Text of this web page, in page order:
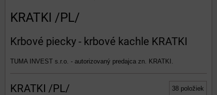
KRATKI /PL/
Krbové piecky - krbové kachle KRATKI
TUMA INVEST s.r.o. - autorizovaný predajca zn. KRATKI.
KRATKI /PL/ 38 položiek